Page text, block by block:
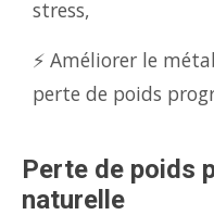
stress,
⚡ Améliorer le
perte de poids
Perte de poids
naturelle